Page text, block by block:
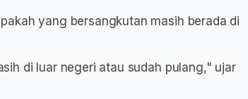
yang bersangkutan masih berada di
di luar negeri atau sudah pulang," ujar